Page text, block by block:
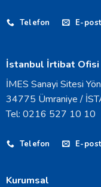
Telefon E-
İstanbul İrtibat Ofisi
İMES Sanayi Sitesi
34775 Ümraniye /
Tel: 0216 527 10 10
Telefon E-
Kurumsal